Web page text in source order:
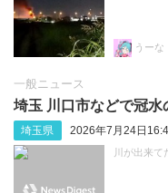
うーな
一般ニュース
埼玉 川口市などで冠水
埼玉県 2026年7月24日
川が出来